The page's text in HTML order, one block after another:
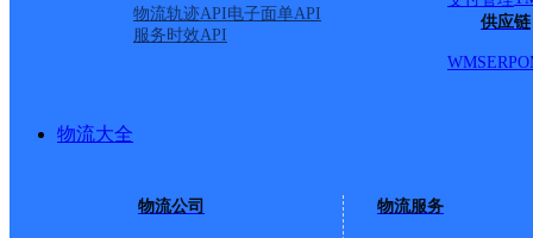
物流轨迹API电子面单API
服务时效API
供应链
WMSERP
物流大全
物流公司 物流服务